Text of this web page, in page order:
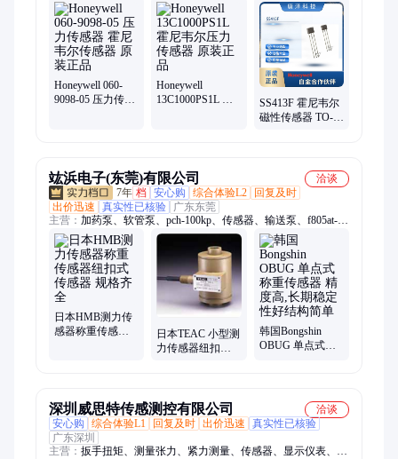
Honeywell 060-
9098-05 压力传感
Honeywell
13C1000PS1L 霍
SS413F 霍尼韦尔
磁性传感器 TO-92
竑浜电子(东莞)有限公司
洽谈
7年 档 安心购 综合体验L2
回复及时
出价迅速
真实性已核验
广东东莞
主营： 加药泵、软管泵、pch-100kp、传感器、输送泵、f805at-
bc、热电偶、tgru-ux010、机械kawa、hs76-c-100n、csa-507c-
99、熔体压力、测力仪表、称重仪表、铣削主轴、stabican-60t、
数字仪表、平衡调整、数控机床、痕试验仪、电子代理、nmb给
机器、泵配套管、补偿温度、fr-1b12l30w1ms
日本HMB测力传
感器称重传感器
日本TEAC 小型测
力传感器纽扣式
韩国Bongshin
OBUG 单点式称
深圳威思特传感测控有限公司
洽谈
安心购
综合体验L1 回复及时 出价迅速
真实性已核验
广东深圳
主营： 扳手扭矩、测量张力、紧力测量、传感器、显示仪表、芯